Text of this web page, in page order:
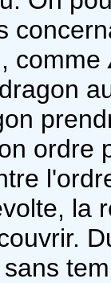
comme
ordre
la